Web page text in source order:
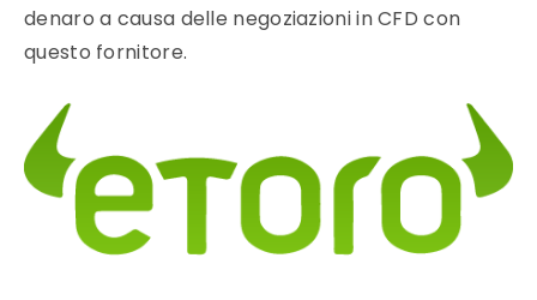
denaro a causa delle negoziazioni in CFD con
questo fornitore.